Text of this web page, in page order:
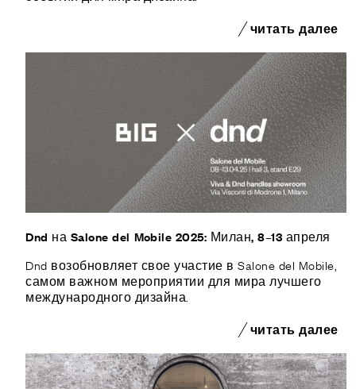
читать далее
Dnd на Salone del Mobile 2025: Милан, 8–13 апреля
Dnd возобновляет свое участие в Salone del Mobile,
самом важном мероприятии для мира лучшего
международного дизайна.
читать далее